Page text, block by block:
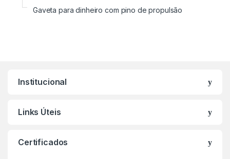
Gaveta para dinheiro com pino de propulsão
Institucional
Links Úteis
Certificados